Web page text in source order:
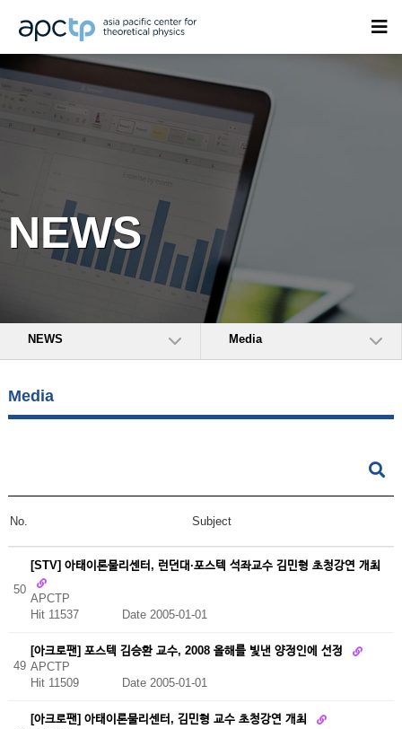
NEWS
NEWS Media
Media
No. Subject
50
[STV] 아태이론물리센터, 런던대·포스텍 석좌교수 김민형 초청강연 개최
APCTP
Hit 11537 Date 2005-01-01
49
[아크로팬] 포스텍 김승환 교수, 2008 올해를 빛낸 양정인에 선정
APCTP
Hit 11509
Date 2005-01-01
[아크로팬] 아태이론물리센터, 김민형 교수 초청강연 개최